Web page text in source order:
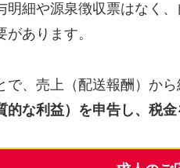
明細や源泉徴収票はなく
あります。
で、売上（配送報酬）か
的な利益）を申告し、税